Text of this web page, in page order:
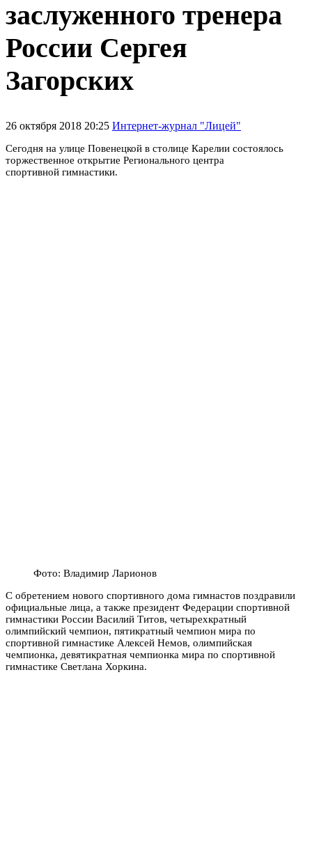
заслуженного тренера
России Сергея
Загорских
26 октября 2018 20:25 Интернет-журнал "Лицей"
Сегодня на улице Повенецкой в столице Карелии состоялось
торжественное открытие Регионального центра
спортивной гимнастики.
Фото: Владимир Ларионов
С обретением нового спортивного дома гимнастов поздравили
официальные лица, а также президент Федерации спортивной
гимнастики России Василий Титов, четырехкратный
олимпийский чемпион, пятикратный чемпион мира по
спортивной гимнастике Алексей Немов, олимпийская
чемпионка, девятикратная чемпионка мира по спортивной
гимнастике Светлана Хоркина.